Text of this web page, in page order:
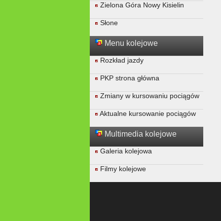
Zielona Góra Nowy Kisielin
Słone
Menu kolejowe
Rozkład jazdy
PKP strona główna
Zmiany w kursowaniu pociągów
Aktualne kursowanie pociągów
Multimedia kolejowe
Galeria kolejowa
Filmy kolejowe